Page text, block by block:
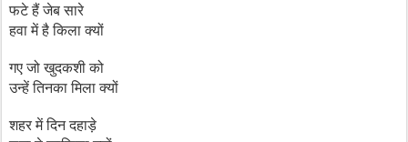
फटे हैं जेब सारे
हवा में है किला क्यों
गए जो खुदकशी को
उन्हें तिनका मिला क्यों
शहर में दिन दहाड़े